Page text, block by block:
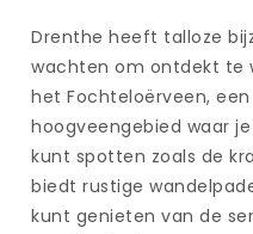
Drenthe heeft talloze
wachten om ontdekt te
het Fochteloërveen,
hoogveengebied waar
kunt spotten zoals de
biedt rustige
kunt genieten van de